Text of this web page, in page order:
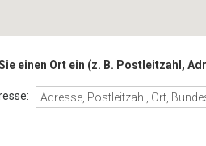
einen Ort ein (z. B. Postleitzahl,